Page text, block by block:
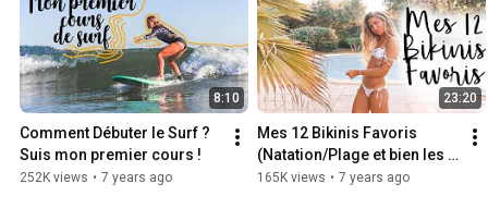
8:10
Comment Débuter le Surf ?
Suis mon premier cours !
252K views • 7 years ago
23:20
Mes 12 Bikinis Favoris
(Natation/Plage et bien les
choisir) 🌴
165K views • 7 years ago